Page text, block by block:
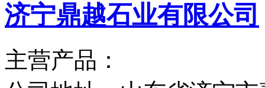
济宁鼎越石业有限公司
主营产品：